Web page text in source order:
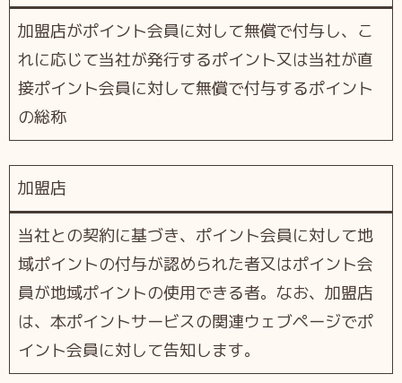
加盟店がポイント会員に対して無償で付与し、こ
れに応じて当社が発⾏するポイント⼜は当社が直
接ポイント会員に対して無償で付与するポイント
の総称
加盟店
当社との契約に基づき、ポイント会員に対して地
域ポイントの付与が認められた者⼜はポイント会
員が地域ポイントの使⽤できる者。なお、加盟店
は、本ポイントサービスの関連ウェブページでポ
イント会員に対して告知します。